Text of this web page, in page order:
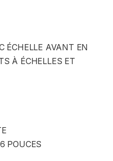
ÉCHELLE AVANT EN
À ÉCHELLES ET
POUCES